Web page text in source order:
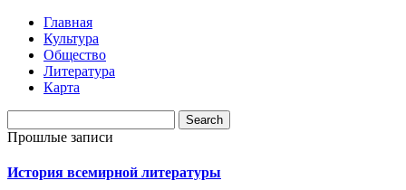
Главная
Культура
Общество
Литература
Карта
Прошлые записи
История всемирной литературы